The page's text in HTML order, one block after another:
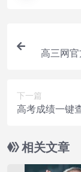
高三网
下一篇
高考成绩一键
相关文章